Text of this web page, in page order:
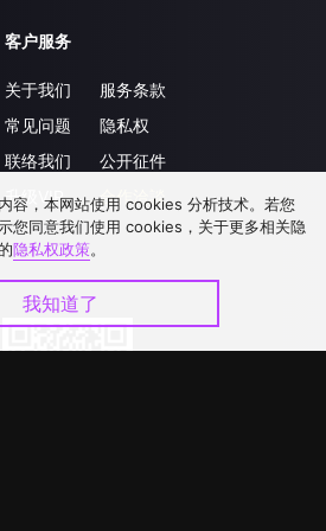
客户服务
关于我们
常见问题
联络我们
升级VIP
服务条款
隐私权
公开征件
合作洽談
容，本网站使用 cookies 分析技术。若您
您同意我们使用 cookies，关于更多相关隐
隐私权政策。
我知道了